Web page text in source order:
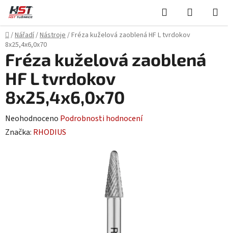
Přejít
obsah
Hledat
KOŠÍK
Domů
/Nářadí/Nástroje/Fréza kuželová zaoblená HF L tvrdokov
8x25,4x6,0x70
Fréza kuželová zaoblená
HF L tvrdokov
8x25,4x6,0x70
Průměrné
hodnocení
Neohodnoceno Podrobnosti hodnocení
Značka: RHODIUS